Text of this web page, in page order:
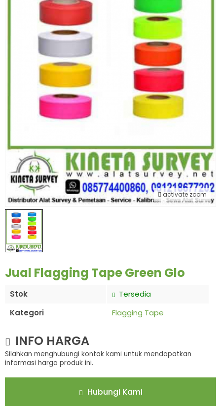
activate zoom
Jual Flagging Tape Green Glo
Stok
Tersedia
Kategori
Flagging Tape
INFO HARGA
Silahkan menghubungi kontak kami untuk mendapatkan
informasi harga produk ini.
Hubungi Kami